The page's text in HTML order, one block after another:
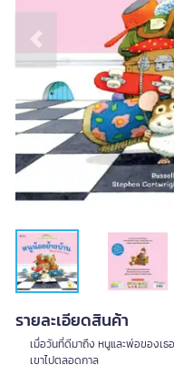
Previous slide
รายละเอียดสินค้า
เมื่อวันที่ดีมาถึง หนูและพ่อของเ
เขาไปตลอดกาล